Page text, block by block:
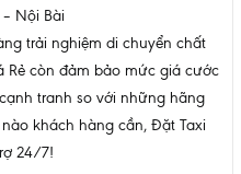
Nội Bài
trải nghiệm di chuyển chất
Rẻ còn đảm bảo mức giá cước
tranh so với những hãng
khách hàng cần, Đặt Taxi
24/7!